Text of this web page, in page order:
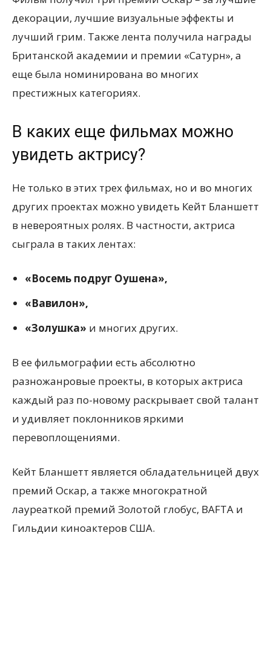
декорации, лучшие визуальные эффекты и
лучший грим. Также лента получила награды
Британской академии и премии «Сатурн», а
еще была номинирована во многих
престижных категориях.
В каких еще фильмах можно
увидеть актрису?
Не только в этих трех фильмах, но и во многих
других проектах можно увидеть Кейт Бланшетт
в невероятных ролях. В частности, актриса
сыграла в таких лентах:
«Восемь подруг Оушена»,
«Вавилон»,
«Золушка» и многих других.
В ее фильмографии есть абсолютно
разножанровые проекты, в которых актриса
каждый раз по-новому раскрывает свой талант
и удивляет поклонников яркими
перевоплощениями.
Кейт Бланшетт является обладательницей двух
премий Оскар, а также многократной
лауреаткой премий Золотой глобус, BAFTA и
Гильдии киноактеров США.